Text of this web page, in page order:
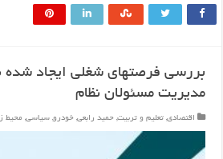
بررسی فرصتهای شغلی ایجاد شده
مدیریت مسئولان نظام
اقتصادی, تعلیم و تربیت, حمید رابعی, خودرو, سیاسی, محیط